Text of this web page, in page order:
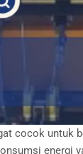
cocok
energi